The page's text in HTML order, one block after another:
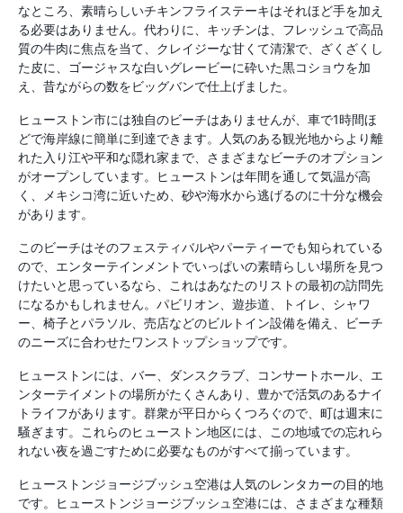
なところ、素晴らしいチキンフライステーキはそれほど手を加え
る必要はありません。代わりに、キッチンは、フレッシュで高品
質の牛肉に焦点を当て、クレイジーな甘くて清潔で、ざくざくし
た皮に、ゴージャスな白いグレービーに砕いた黒コショウを加
え、昔ながらの数をビッグバンで仕上げました。
ヒューストン市には独自のビーチはありませんが、車で1時間ほ
どで海岸線に簡単に到達できます。人気のある観光地からより離
れた入り江や平和な隠れ家まで、さまざまなビーチのオプション
がオープンしています。ヒューストンは年間を通して気温が高
く、メキシコ湾に近いため、砂や海水から逃げるのに十分な機会
があります。
このビーチはそのフェスティバルやパーティーでも知られている
ので、エンターテインメントでいっぱいの素晴らしい場所を見つ
けたいと思っているなら、これはあなたのリストの最初の訪問先
になるかもしれません。パビリオン、遊歩道、トイレ、シャワ
ー、椅子とパラソル、売店などのビルトイン設備を備え、ビーチ
のニーズに合わせたワンストップショップです。
ヒューストンには、バー、ダンスクラブ、コンサートホール、エ
ンターテイメントの場所がたくさんあり、豊かで活気のあるナイ
トライフがあります。群衆が平日からくつろぐので、町は週末に
騒ぎます。これらのヒューストン地区には、この地域での忘れら
れない夜を過ごすために必要なものがすべて揃っています。
ヒューストンジョージブッシュ空港は人気のレンタカーの目的地
です。ヒューストンジョージブッシュ空港には、さまざまな種類